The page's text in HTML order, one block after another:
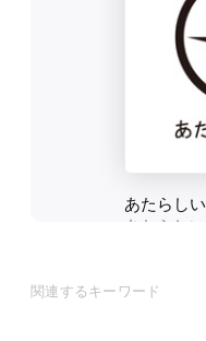
関連するキーワード